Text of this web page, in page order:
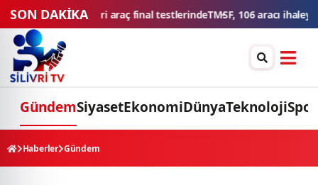
SON DAKİKA
satışa sunacak Düğün konvoyuna ağır fatura: 540 bin lira
GündemSiyasetEkonomiDünyaTeknolojiSpor
Haberler Gündem